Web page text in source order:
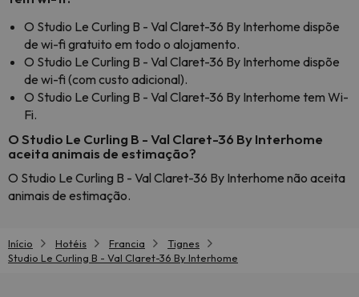
O Studio Le Curling B - Val Claret-36 By Interhome dispõe
de wi-fi gratuito em todo o alojamento.
O Studio Le Curling B - Val Claret-36 By Interhome dispõe
de wi-fi (com custo adicional).
O Studio Le Curling B - Val Claret-36 By Interhome tem Wi-
Fi.
O Studio Le Curling B - Val Claret-36 By Interhome
aceita animais de estimação?
O Studio Le Curling B - Val Claret-36 By Interhome não aceita
animais de estimação.
Início Hotéis Francia
Tignes
Studio Le Curling B - Val Claret-36 By Interhome